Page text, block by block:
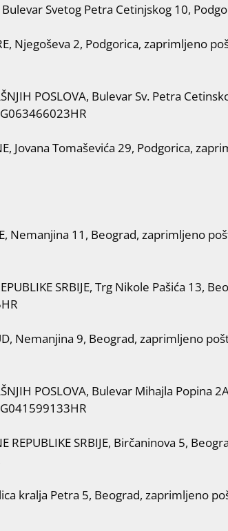
Bulevar Svetog Petra Cetinjskog 10,
Njegoševa 2, Podgorica,
POSLOVA, Bulevar Sv. Petra
Jovana Tomaševića 29, Podgorica,
Nemanjina 11, Beograd, zaprimljeno
SRBIJE, Trg Nikole Pašića 13,
Nemanjina 9, Beograd, zaprimljeno
POSLOVA, Bulevar Mihajla Popina
REPUBLIKE SRBIJE, Birčaninova 5,
kralja Petra 5, Beograd, zaprimljeno